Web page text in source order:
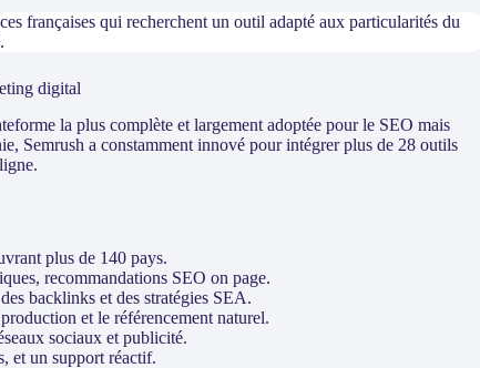
françaises qui recherchent un outil adapté aux particularités du
digital
la plus complète et largement adoptée pour le SEO mais
Semrush a constamment innové pour intégrer plus de 28 outils
plus de 140 pays.
recommandations SEO on page.
backlinks et des stratégies SEA.
et le référencement naturel.
sociaux et publicité.
et un support réactif.